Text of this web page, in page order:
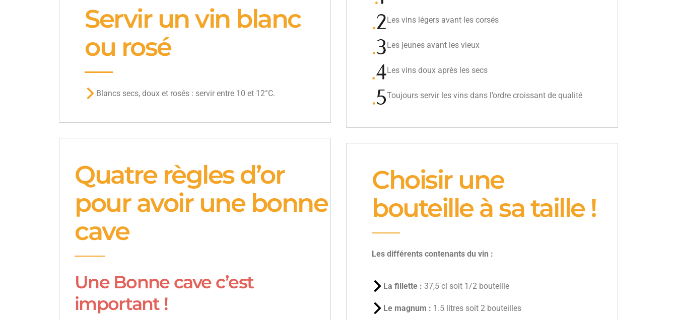
Servir un vin blanc
ou rosé
Blancs secs, doux et rosés : servir entre 10 et 12°C.
Quatre règles d’or
pour avoir une bonne
cave
Une Bonne cave c’est
important !
Les vins légers avant les corsés
Les jeunes avant les vieux
Les vins doux après les secs
Toujours servir les vins dans l’ordre croissant de qualité
Choisir une
bouteille à sa taille !
Les différents contenants du vin :
La fillette : 37,5 cl soit 1/2 bouteille
Le magnum : 1.5 litres soit 2 bouteilles